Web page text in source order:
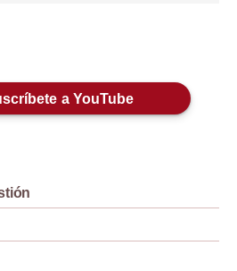
a YouTube